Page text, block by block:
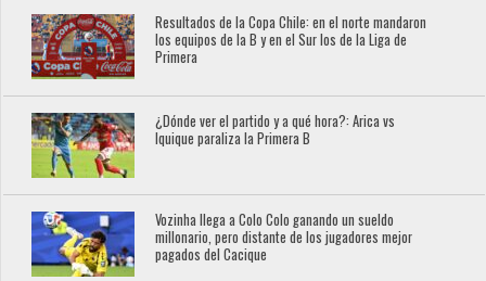
Resultados de la Copa Chile: en el norte mandaron
los equipos de la B y en el Sur los de la Liga de
Primera
¿Dónde ver el partido y a qué hora?: Arica vs
Iquique paraliza la Primera B
Vozinha llega a Colo Colo ganando un sueldo
millonario, pero distante de los jugadores mejor
pagados del Cacique